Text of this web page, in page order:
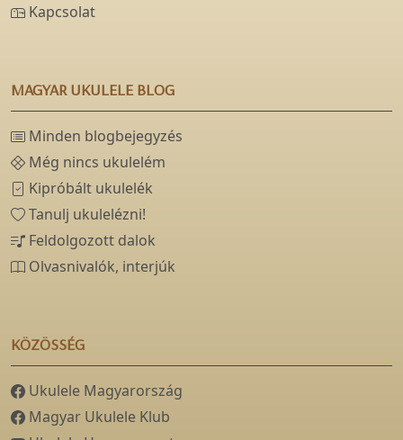
Kapcsolat
MAGYAR UKULELE BLOG
Minden blogbejegyzés
Még nincs ukulelém
Kipróbált ukulelék
Tanulj ukulelézni!
Feldolgozott dalok
Olvasnivalók, interjúk
KÖZÖSSÉG
Ukulele Magyarország
Magyar Ukulele Klub